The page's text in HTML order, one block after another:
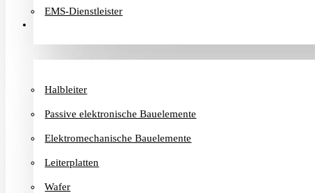
EMS-Dienstleister
Halbleiter
Passive elektronische Bauelemente
Elektromechanische Bauelemente
Leiterplatten
Wafer